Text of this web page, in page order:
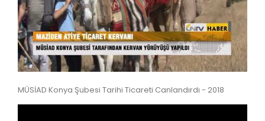
MÜSİAD Konya Şubesi Tarihi Ticareti Canlandırdı - 2018